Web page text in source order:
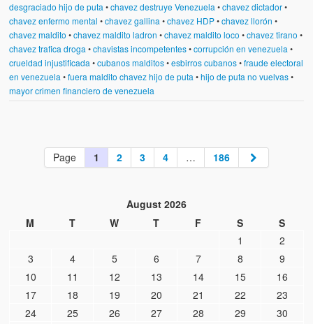
desgraciado hijo de puta •chavez destruye Venezuela •chavez dictador•
chavez enfermo mental •chavez gallina •chavez HDP•chavez llorón •
chavez maldito •chavez maldito ladron •chavez maldito loco •chavez tirano •
chavez trafica droga •chavistas incompetentes•corrupción en venezuela •
crueldad injustificada •cubanos malditos•esbirros cubanos•fraude electoral
en venezuela •fuera maldito chavez hijo de puta •hijo de puta no vuelvas•
mayor crimen financiero de venezuela
Page 1 2 3 4 … 186
August 2026
M
T W T F S
S
1
2
3
4 5 6 7 8
9
10
11 12 13 14 15
16
17
18 19 20 21 22
23
24
25 26 27 28 29 30